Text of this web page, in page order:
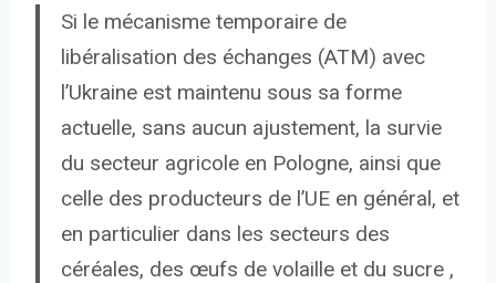
Si le mécanisme temporaire de
libéralisation des échanges (ATM) avec
l’Ukraine est maintenu sous sa forme
actuelle, sans aucun ajustement, la survie
du secteur agricole en Pologne, ainsi que
celle des producteurs de l’UE en général, et
en particulier dans les secteurs des
céréales, des œufs de volaille et du sucre ,